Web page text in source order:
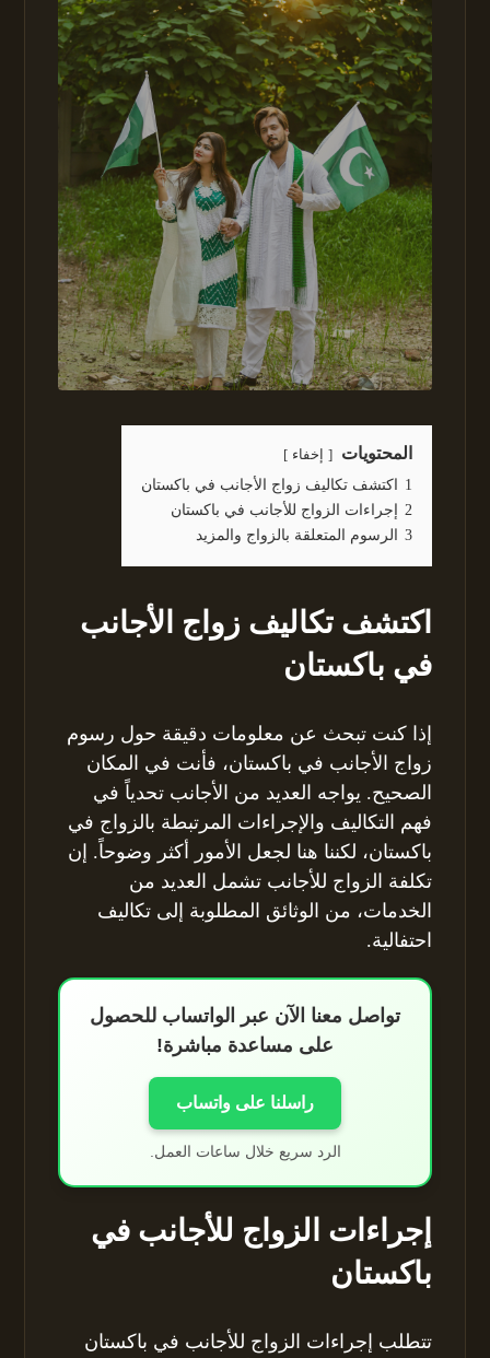
المحتويات إخفاء
1 اكتشف تكاليف زواج الأجانب في باكستان
2 إجراءات الزواج للأجانب في باكستان
3 الرسوم المتعلقة بالزواج والمزيد
اكتشف تكاليف زواج الأجانب
في باكستان
إذا كنت تبحث عن معلومات دقيقة حول رسوم
زواج الأجانب في باكستان، فأنت في المكان
الصحيح. يواجه العديد من الأجانب تحدياً في
فهم التكاليف والإجراءات المرتبطة بالزواج في
باكستان، لكننا هنا لجعل الأمور أكثر وضوحاً. إن
تكلفة الزواج للأجانب تشمل العديد من
الخدمات، من الوثائق المطلوبة إلى تكاليف
احتفالية.
تواصل معنا الآن عبر الواتساب للحصول
على مساعدة مباشرة!
راسلنا على واتساب
الرد سريع خلال ساعات العمل.
إجراءات الزواج للأجانب في
باكستان
تتطلب إجراءات الزواج للأجانب في باكستان